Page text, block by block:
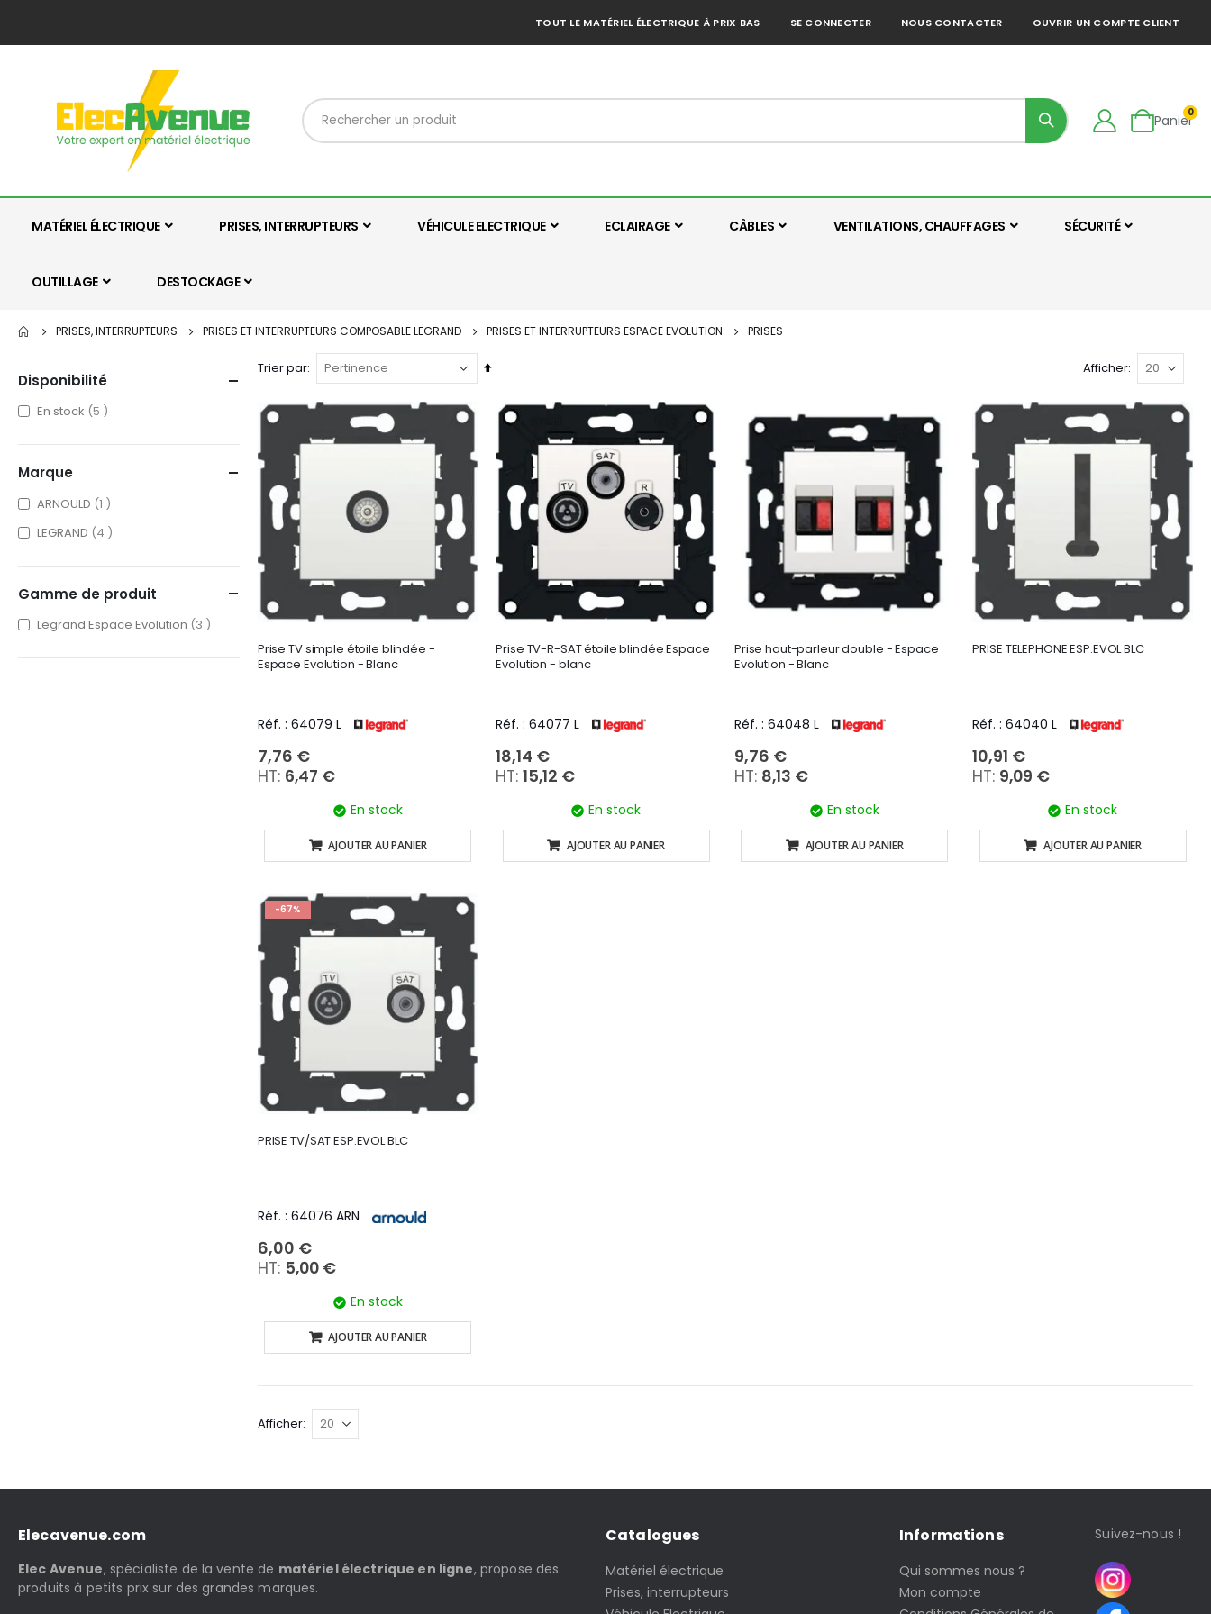
TOUT LE MATÉRIEL ÉLECTRIQUE À PRIX BAS SE CONNECTER NOUS CONTACTER OUVRIR UN COMPTE CLIENT
Panier
0
MATÉRIEL ÉLECTRIQUE PRISES, INTERRUPTEURS VÉHICULE ELECTRIQUE ECLAIRAGE CÂBLES VENTILATIONS, CHAUFFAGES SÉCURITÉ
OUTILLAGE DESTOCKAGE
PRISES, INTERRUPTEURS PRISES ET INTERRUPTEURS COMPOSABLE LEGRAND PRISES ET INTERRUPTEURS ESPACE EVOLUTION PRISES
Trier par
Par
décroissant
Afficher
Prise TV simple étoile blindée -
Espace Evolution - Blanc
Réf. : 64079 L
7,76 €
6,47 €
En stock
AJOUTER AU PANIER
Prise TV-R-SAT étoile blindée Espace
Evolution - blanc
Réf. : 64077 L
18,14 €
15,12 €
En stock
AJOUTER AU PANIER
Prise haut-parleur double - Espace
Evolution - Blanc
Réf. : 64048 L
9,76 €
8,13 €
En stock
AJOUTER AU PANIER
PRISE TELEPHONE ESP.EVOL BLC
Réf. : 64040 L
10,91 €
9,09 €
En stock
AJOUTER AU PANIER
-67%
PRISE TV/SAT ESP.EVOL BLC
Réf. : 64076 ARN
6,00 €
5,00 €
En stock
AJOUTER AU PANIER
Afficher
Disponibilité
En stock 5 items
Marque
ARNOULD 1 item
LEGRAND 4 items
Gamme de produit
Legrand Espace Evolution 3 items
Elecavenue.com
Elec Avenue, spécialiste de la vente de matériel électrique en ligne, propose des
produits à petits prix sur des grandes marques.
Catalogues
Matériel électrique
Prises, interrupteurs
Informations
Qui sommes nous ?
Mon compte
Suivez-nous !